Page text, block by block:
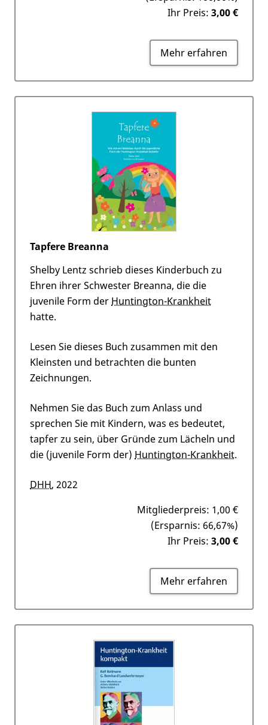
Ihr Preis: 3,00 €
Mehr erfahren
Tapfere Breanna
Shelby Lentz schrieb dieses Kinderbuch zu
Ehren ihrer Schwester Breanna, die die
juvenile Form der Huntington-Krankheit
hatte.
Lesen Sie dieses Buch zusammen mit den
Kleinsten und betrachten die bunten
Zeichnungen.
Nehmen Sie das Buch zum Anlass und
sprechen Sie mit Kindern, was es bedeutet,
tapfer zu sein, über Gründe zum Lächeln und
die (juvenile Form der) Huntington-Krankheit.
DHH, 2022
Mitgliederpreis: 1,00 €
(Ersparnis: 66,67%)
Ihr Preis: 3,00 €
Mehr erfahren